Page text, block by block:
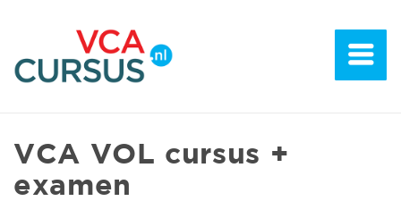
VCA VOL cursus +
examen